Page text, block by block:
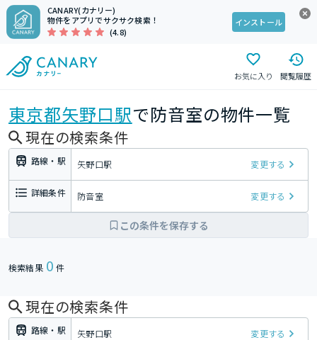
CANARY(カナリー)
物件をアプリでサクサク検索！
(4.8)
インストール
お気に入り 閲覧履歴
東京都矢野口駅で防音室の物件一覧
現在の検索条件
路線・駅 矢野口駅 変更する
詳細条件 防音室 変更する
この条件を保存する
検索結果 0 件
現在の検索条件
路線・駅 矢野口駅 変更する